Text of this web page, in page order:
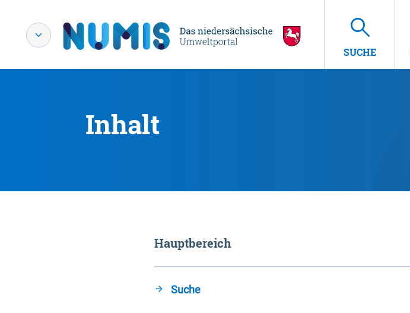
SUCHE
Inhalt
Hauptbereich
Suche